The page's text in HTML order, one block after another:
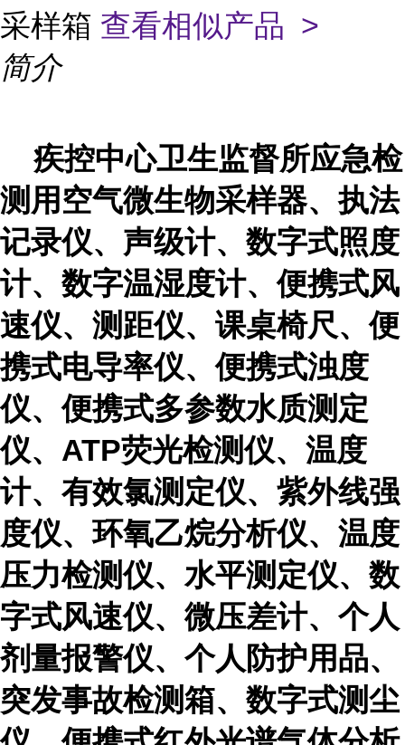
采样箱 查看相似产品 >
简介
疾控中心卫生监督所应急检
测用空气微生物采样器、执法
记录仪、声级计、数字式照度
计、数字温湿度计、便携式风
速仪、测距仪、课桌椅尺、便
携式电导率仪、便携式浊度
仪、便携式多参数水质测定
仪、ATP荧光检测仪、温度
计、有效氯测定仪、紫外线强
度仪、环氧乙烷分析仪、温度
压力检测仪、水平测定仪、数
字式风速仪、微压差计、个人
剂量报警仪、个人防护用品、
突发事故检测箱、数字式测尘